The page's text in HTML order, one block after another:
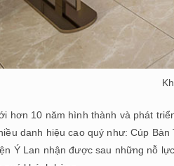
hơn 10 năm hình thành và phát
danh hiệu cao quý như: Cúp
Ý Lan nhận được sau những nỗ